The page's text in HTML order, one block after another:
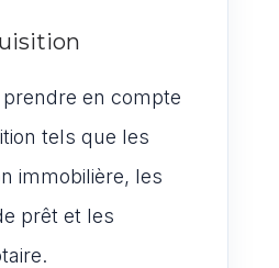
prendre en compte
tels que les
immobilière, les
prêt et les